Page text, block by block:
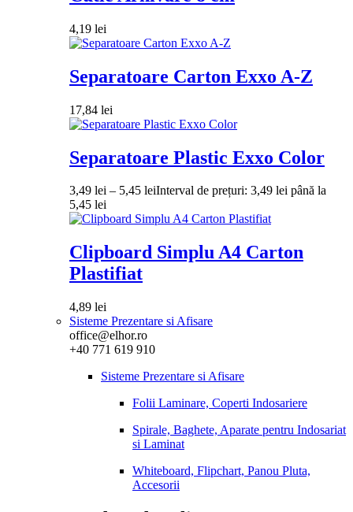
4,19 lei
Separatoare Carton Exxo A-Z
17,84 lei
Separatoare Plastic Exxo Color
3,49 lei – 5,45 leiInterval de prețuri: 3,49 lei până la
5,45 lei
Clipboard Simplu A4 Carton
Plastifiat
4,89 lei
Sisteme Prezentare si Afisare
office@elhor.ro
+40 771 619 910
Sisteme Prezentare si Afisare
Folii Laminare, Coperti Indosariere
Spirale, Baghete, Aparate pentru Indosariat
si Laminat
Whiteboard, Flipchart, Panou Pluta,
Accesorii